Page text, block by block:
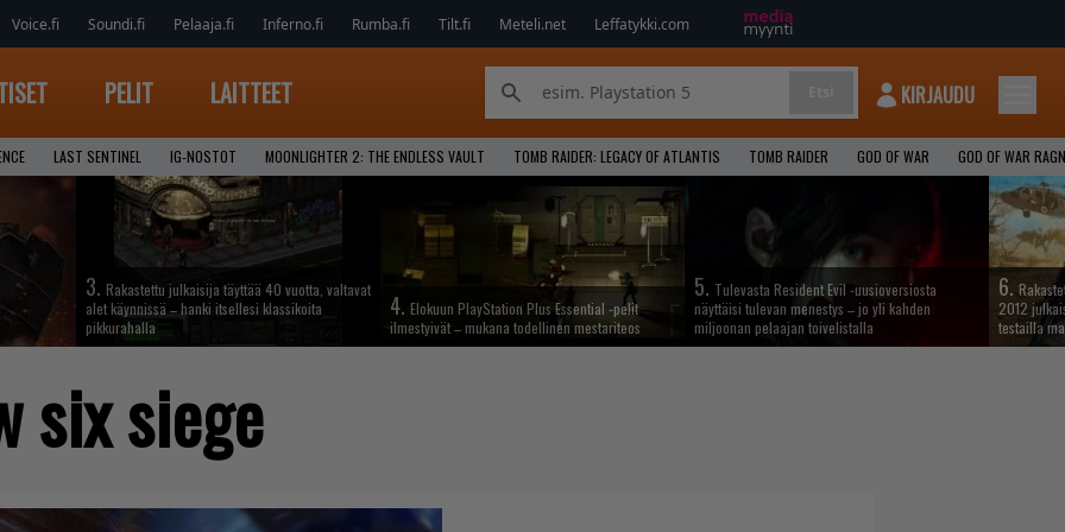
Voice.fi Soundi.fi Pelaaja.fi Inferno.fi Rumba.fi Tilt.fi Meteli.net Leffatykki.com
PELIT LAITTEET KIRJAUDU
LAST SENTINEL IG-NOSTOT MOONLIGHTER 2: THE ENDLESS VAULT TOMB RAIDER: LEGACY OF ATLANTIS TOMB RAIDER GOD OF WAR GOD OF WAR
3. Rakastettu julkaisija täyttää 40 vuotta, valtavat
alet käynnissä – hanki itsellesi klassikoita
pikkurahalla
4. Elokuun PlayStation Plus Essential -pelit
ilmestyivät – mukana todellinen mestariteos
5. Tulevasta Resident Evil -uusioversiosta
näyttäisi tulevan menestys – jo yli kahden
miljoonan pelaajan toivelistalla
6.
2012
testailla
six siege